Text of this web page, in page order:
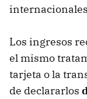
Los ingresos
el mismo
tarjeta o la
de declararlos